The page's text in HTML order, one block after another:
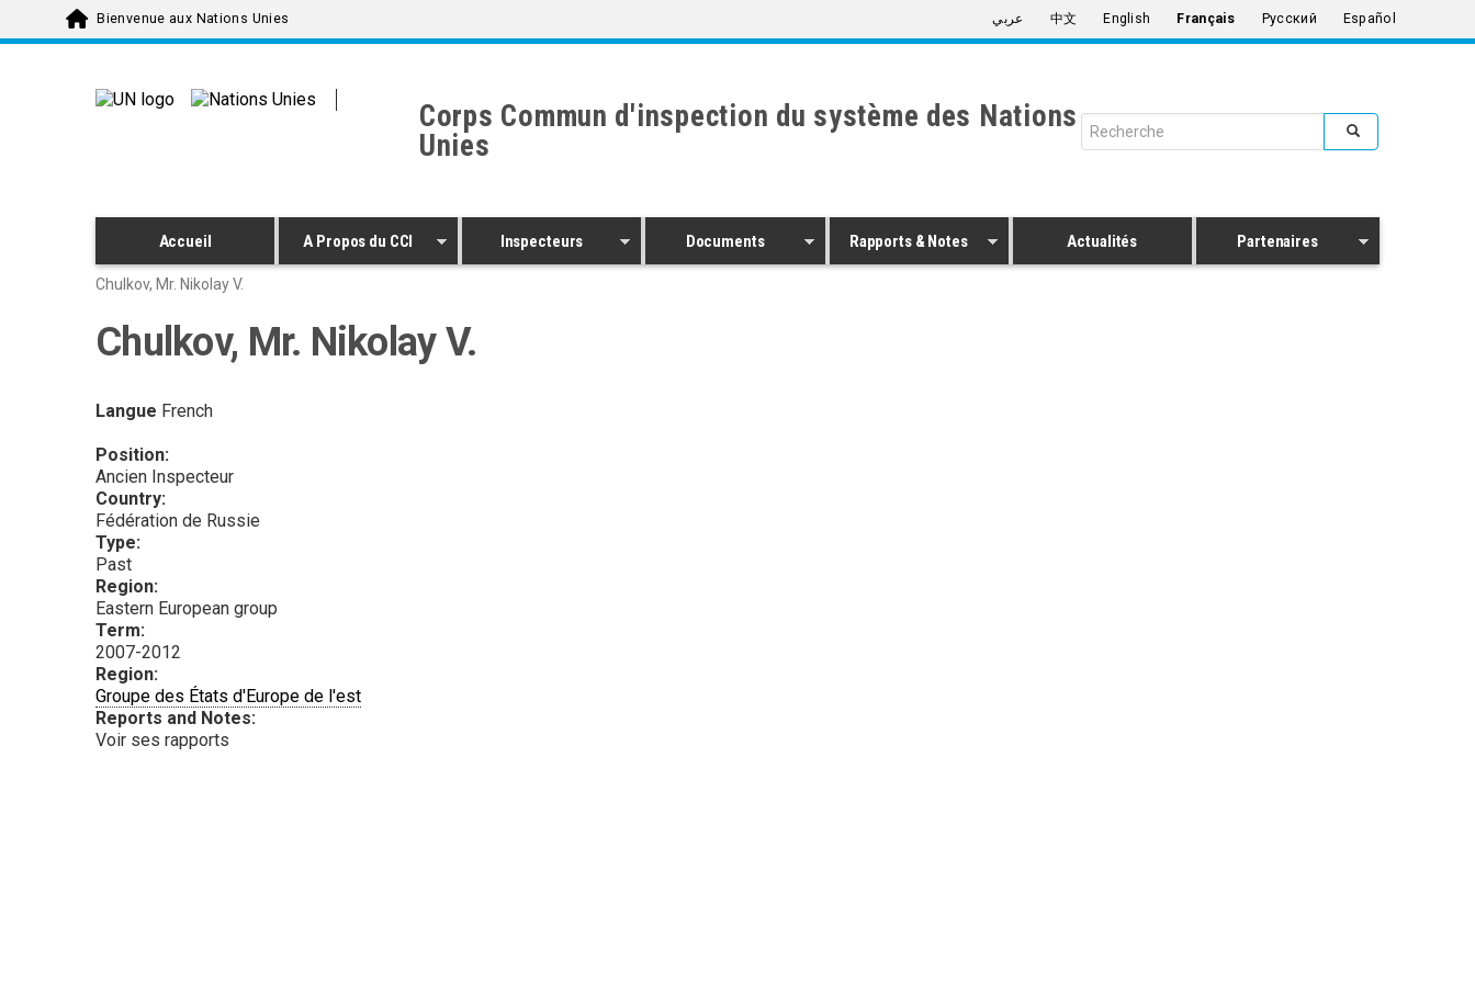
Skip to main contentBienvenue aux Nations Unies عربي 中文 English Français Русский Español
Corps Commun d'inspection du système des Nations
Unies
Search form
Accueil A Propos du CCI Inspecteurs Documents Rapports & Notes Actualités Partenaires
Chulkov, Mr. Nikolay V.
Chulkov, Mr. Nikolay V.
Langue French
Position:
Ancien Inspecteur
Country:
Fédération de Russie
Type:
Past
Region:
Eastern European group
Term:
2007-2012
Region:
Groupe des États d'Europe de l'est
Reports and Notes:
Voir ses rapports